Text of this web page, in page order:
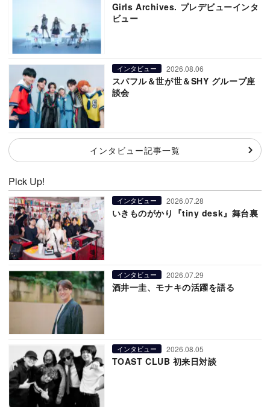
Girls Archives. プレデビューインタ
ビュー
インタビュー 2026.08.06
スパフル＆世が世＆SHY グループ座
談会
インタビュー記事一覧
Pick Up!
インタビュー 2026.07.28
いきものがかり『tiny desk』舞台裏
インタビュー 2026.07.29
酒井一圭、モナキの活躍を語る
インタビュー 2026.08.05
TOAST CLUB 初来日対談